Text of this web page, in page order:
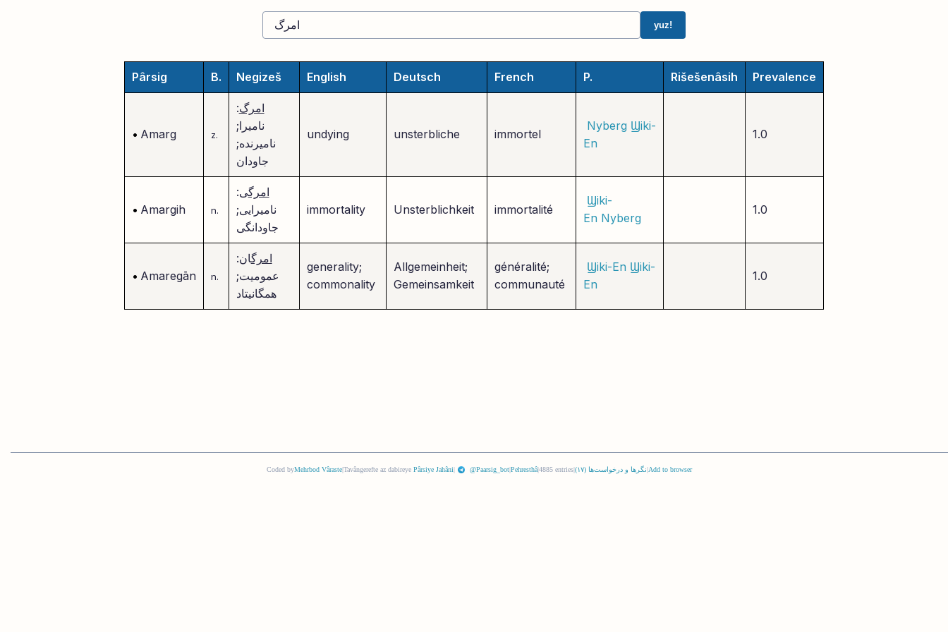
yuz!
Pârsig B. Negizeš English Deutsch French P. Rišešenâsih Prevalence
• Amarg z.
امرگ:
نامیرا;
نامیرنده;
جاودان
undying unsterbliche immortel
Nyberg Ϣiki-
En
1.0
• Amargih n.
امرگی:
نامیرایی;
جاودانگی
immortality Unsterblichkeit immortalité
Ϣiki-
En Nyberg
1.0
• Amaregān n.
امرگان:
عمومیت;
همگانیتاد
generality;
commonality
Allgemeinheit;
Gemeinsamkeit
généralité;
communauté
Ϣiki-En Ϣiki-
En
1.0
Coded byMehrbod Vâraste|Tavângerefte az dabireye Pârsiye Jahâni| @Paarsig_bot|Pehresthâ|4885 entries| نگرها و درخواست‌ها (١٧) |Add to browser